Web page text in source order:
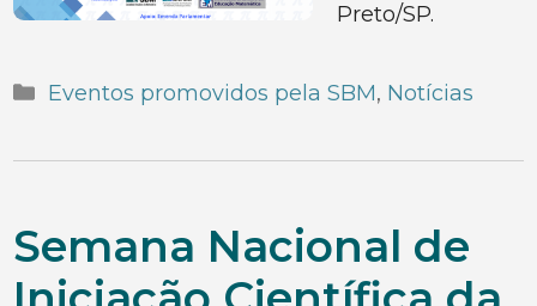
Preto/SP.
Categorias
Eventos promovidos pela SBM, Notícias
Semana Nacional de